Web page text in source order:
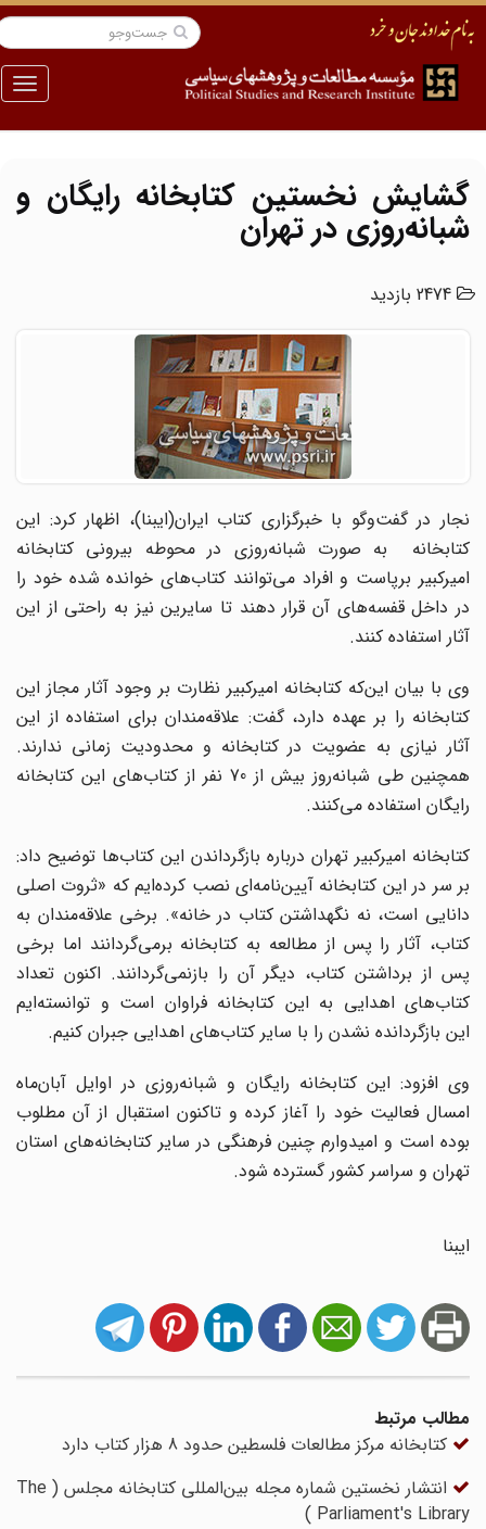
منو
گشایش نخستین کتابخانه رایگان و
شبانه‌روزی در تهران
2474 بازدید
نجار در گفت‌وگو با خبرگزاری کتاب ایران(ایبنا)، اظهار کرد: این
کتابخانه به صورت شبانه‌روزی در محوطه بیرونی کتابخانه
امیرکبیر برپاست و افراد می‌توانند کتاب‌های خوانده شده خود را
در داخل قفسه‌های آن قرار دهند تا سایرین نیز به راحتی از این
آثار استفاده کنند.
وی با بیان این‌که کتابخانه امیرکبیر نظارت بر وجود آثار مجاز این
کتابخانه را بر عهده دارد، گفت: علاقه‌مندان برای استفاده از این
آثار نیازی به عضویت در کتابخانه و محدودیت زمانی ندارند.
همچنین طی شبانه‌روز بیش از 70 نفر از کتاب‌های این کتابخانه
رایگان استفاده می‌کنند.
کتابخانه امیرکبیر تهران درباره بازگرداندن این کتاب‌ها توضیح داد:
بر سر در این کتابخانه آیین‌نامه‌ای نصب کرده‌ایم که «ثروت اصلی
دانایی است، نه نگهداشتن کتاب در خانه». برخی علاقه‌مندان به
کتاب، آثار را پس از مطالعه به کتابخانه برمی‌گردانند اما برخی
پس از برداشتن کتاب، دیگر آن را بازنمی‌گردانند. اکنون تعداد
کتاب‌های اهدایی به این کتابخانه فراوان است و توانسته‌ا‌یم
این بازگردانده نشدن را با سایر کتاب‌های اهدایی جبران کنیم.
وی افزود: این کتابخانه رایگان و شبانه‌روزی در اوایل آبان‌ماه
امسال فعالیت خود را آغاز کرده و تاکنون استقبال از آن مطلوب
بوده است و امیدوارم چنین فرهنگی در سایر کتابخانه‌های استان‌
تهران و سراسر کشور گسترده شود.
ایبنا
مطالب مرتبط
کتابخانه مرکز مطالعات فلسطین حدود 8 هزار کتاب دارد
انتشار نخستین شماره مجله بین‌المللی کتابخانه مجلس ( The
Parliament's Library )